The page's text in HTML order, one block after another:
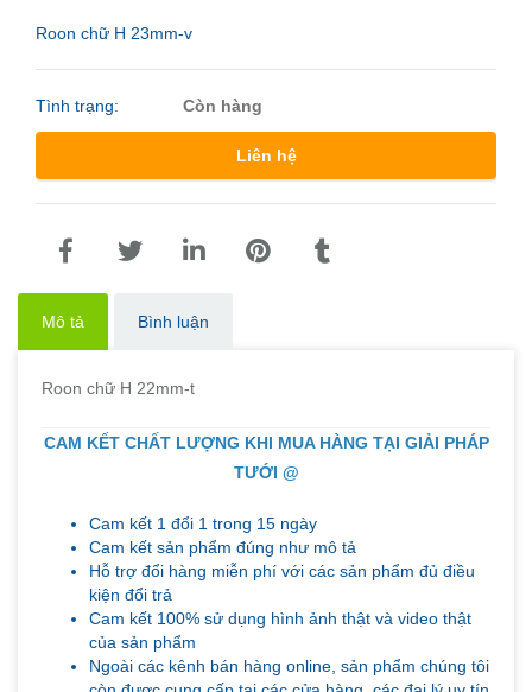
Roon chữ H 23mm-v
Tình trạng: Còn hàng
Liên hệ
Mô tả Bình luận
Roon chữ H 22mm-t
CAM KẾT CHẤT LƯỢNG KHI MUA HÀNG TẠI GIẢI PHÁP
TƯỚI @
Cam kết 1 đổi 1 trong 15 ngày
Cam kết sản phẩm đúng như mô tả
Hỗ trợ đổi hàng miễn phí với các sản phẩm đủ điều
kiện đổi trả
Cam kết 100% sử dụng hình ảnh thật và video thật
của sản phẩm
Ngoài các kênh bán hàng online, sản phẩm chúng tôi